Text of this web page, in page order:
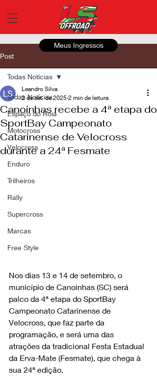
Meus Ingressos
Post
Todas Notícias
Espaço do Roia
Motocross
Velocross
Enduro
Trilheiros
Rally
Supercross
Marcas
Free Style
Todas Notícias
Canoinhas recebe a 4ª etapa do
SportBay Campeonato
Catarinense de Velocross
durante a 24ª Fesmate
Leandro Silva
2 de set. de 2025 2 min de leitura
Nos dias 13 e 14 de setembro, o
município de Canoinhas (SC) será
palco da 4ª etapa do SportBay
Campeonato Catarinense de
Velocross, que faz parte da
programação, e será uma das
atrações da tradicional Festa Estadual
da Erva-Mate (Fesmate), que chega à
sua 24ª edição.